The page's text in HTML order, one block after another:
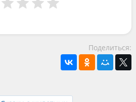
Поделиться: